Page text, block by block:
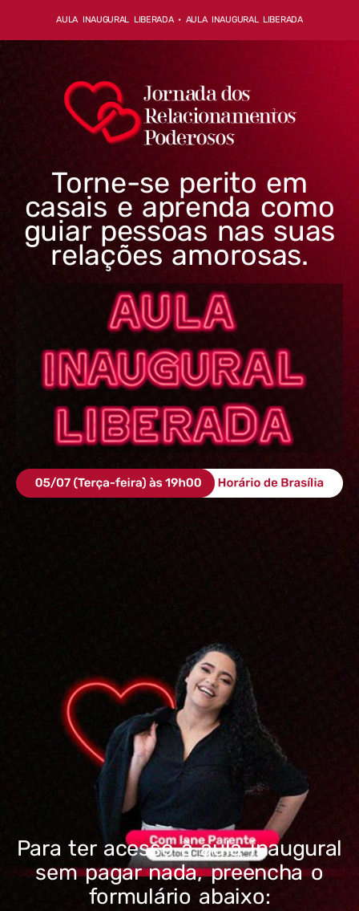
AULA INAUGURAL LIBERADA • AULA INAUGURAL LIBERADA
Torne-se perito em
casais e aprenda como
guiar pessoas nas suas
relações amorosas.
Para ter acesso à aula inaugural
sem pagar nada, preencha o
formulário abaixo: